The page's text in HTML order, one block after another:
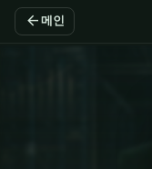
arrow_back 메인